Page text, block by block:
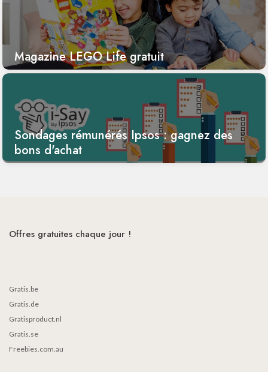
Magazine LEGO Life gratuit
Sondages rémunérés Ipsos : gagnez des
bons d'achat
Offres gratuites chaque jour !
Gratis.be
Gratis.de
Gratisproduct.nl
Gratis.se
Freebies.com.au